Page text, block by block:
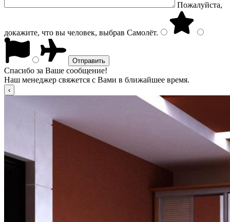
Пожалуйста,
докажите, что вы человек, выбрав Самолёт.
Спасибо за Ваше сообщение!
Наш менеджер свяжется с Вами в ближайшее время.